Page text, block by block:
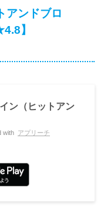
アンドブロ
】
ン（ヒットアン
with アプリーチ